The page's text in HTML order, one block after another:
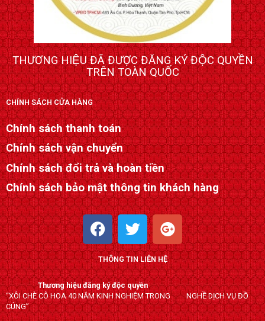
THƯƠNG HIỆU ĐÃ ĐƯỢC ĐĂNG KÝ ĐỘC QUYỀN
TRÊN TOÀN QUỐC
CHÍNH SÁCH CỬA HÀNG
Chính sách thanh toán
Chính sách vận chuyển
Chính sách đổi trả và hoàn tiền
Chính sách bảo mật thông tin khách hàng
F
a
c
e
b
o
o
T
w
i
t
t
e
r
G
o
o
g
l
e
-
THÔNG TIN LIÊN HỆ
Thương hiệu đăng ký độc quyền
“XÔI CHÈ CÔ HOA 40 NĂM KINH NGHIỆM TRONG NGHỀ DỊCH VỤ ĐỒ
CÚNG”